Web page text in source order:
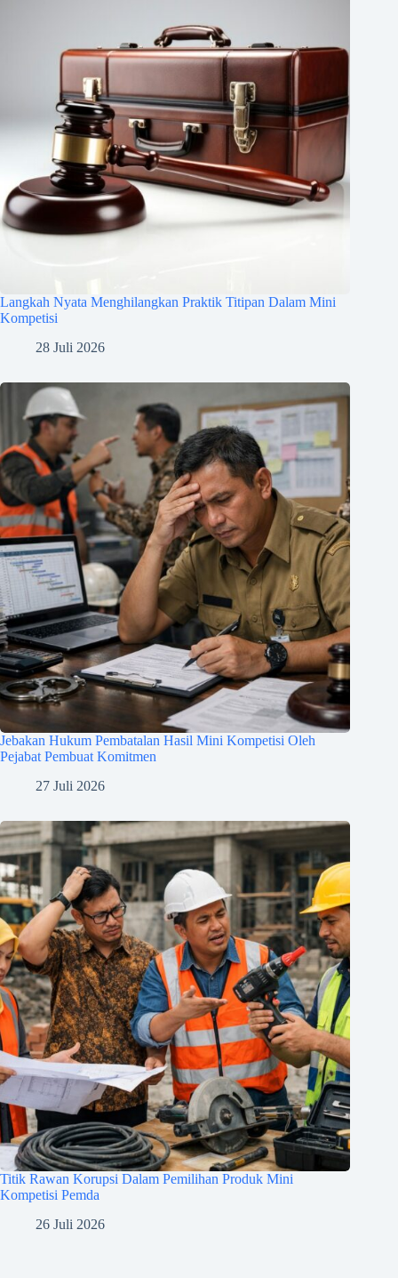
Langkah Nyata Menghilangkan Praktik Titipan Dalam Mini
Kompetisi
28 Juli 2026
Jebakan Hukum Pembatalan Hasil Mini Kompetisi Oleh
Pejabat Pembuat Komitmen
27 Juli 2026
Titik Rawan Korupsi Dalam Pemilihan Produk Mini
Kompetisi Pemda
26 Juli 2026